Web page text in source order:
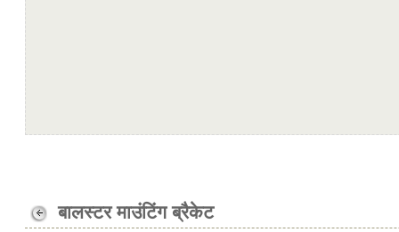
बालस्टर माउंटिंग ब्रैकेट